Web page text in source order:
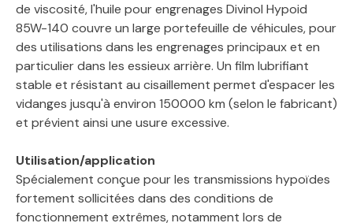
de viscosité, l'huile pour engrenages Divinol Hypoid
85W-140 couvre un large portefeuille de véhicules, pour
des utilisations dans les engrenages principaux et en
particulier dans les essieux arrière. Un film lubrifiant
stable et résistant au cisaillement permet d'espacer les
vidanges jusqu'à environ 150000 km (selon le fabricant)
et prévient ainsi une usure excessive.
Utilisation/application
Spécialement conçue pour les transmissions hypoïdes
fortement sollicitées dans des conditions de
fonctionnement extrêmes, notamment lors de